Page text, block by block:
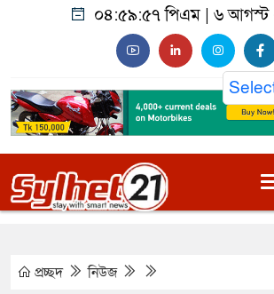
০৪:৫৯:৫৮ পিএম |৬ আগস্ট
প্রচ্ছদ নিউজ